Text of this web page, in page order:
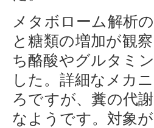
メタボローム解析
と糖類の増加が観
ち酪酸やグルタミ
した。詳細なメカ
ろですが、糞の代
なようです。対象